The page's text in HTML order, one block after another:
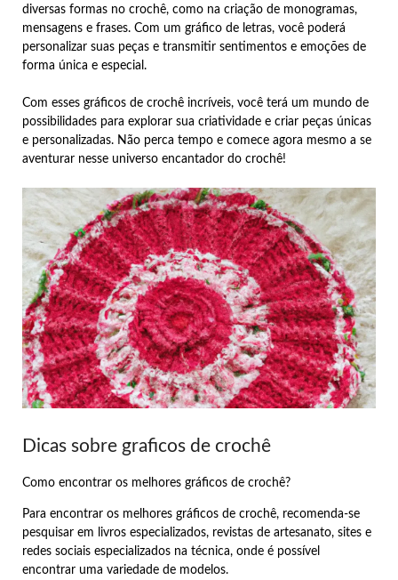
diversas formas no crochê, como na criação de monogramas,
mensagens e frases. Com um gráfico de letras, você poderá
personalizar suas peças e transmitir sentimentos e emoções de
forma única e especial.
Com esses gráficos de crochê incríveis, você terá um mundo de
possibilidades para explorar sua criatividade e criar peças únicas
e personalizadas. Não perca tempo e comece agora mesmo a se
aventurar nesse universo encantador do crochê!
Dicas sobre graficos de crochê
Como encontrar os melhores gráficos de crochê?
Para encontrar os melhores gráficos de crochê, recomenda-se
pesquisar em livros especializados, revistas de artesanato, sites e
redes sociais especializados na técnica, onde é possível
encontrar uma variedade de modelos.